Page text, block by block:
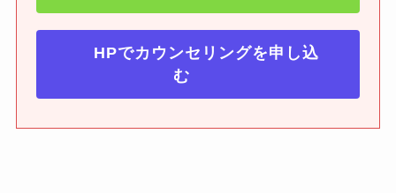
HPでカウンセリングを申し込
む